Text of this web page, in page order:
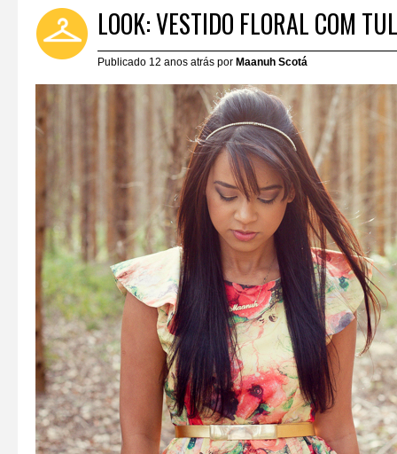
LOOK: VESTIDO FLORAL COM
Publicado 12 anos atrás por Maanuh Scotá